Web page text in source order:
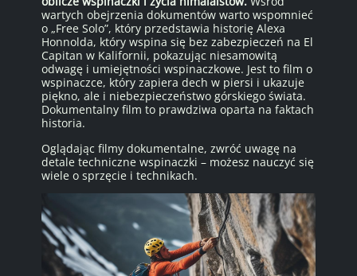
wartych obejrzenia dokumentów warto wspomnieć
o „Free Solo”, który przedstawia historię Alexa
Honnolda, który wspina się bez zabezpieczeń na El
Capitan w Kalifornii, pokazując niesamowitą
odwagę i umiejętności wspinaczkowe. Jest to film o
wspinaczce, który zapiera dech w piersi i ukazuje
piękno, ale i niebezpieczeństwo górskiego świata.
Dokumentalny film to prawdziwa oparta na faktach
historia.
Oglądając filmy dokumentalne, zwróć uwagę na
detale techniczne wspinaczki – możesz nauczyć się
wiele o sprzęcie i technikach.